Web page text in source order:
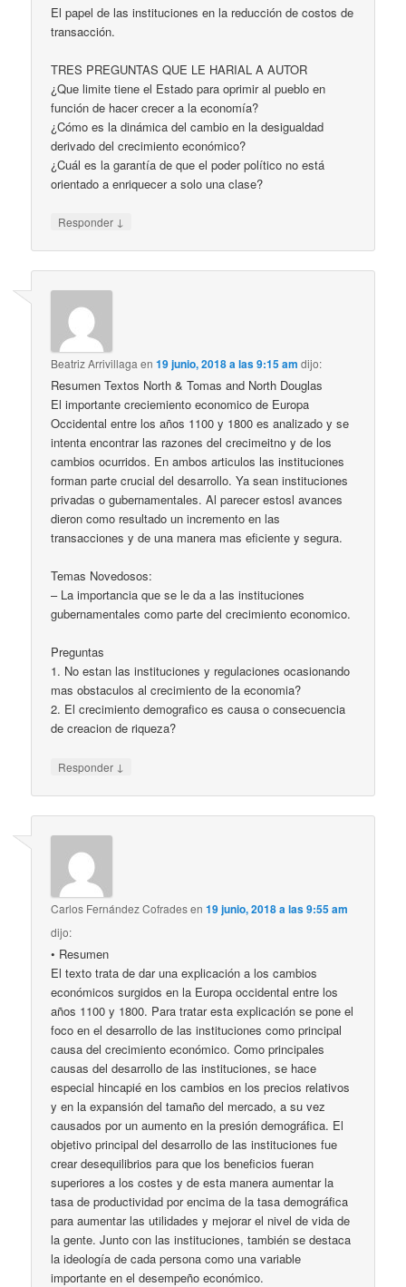
El papel de las instituciones en la reducción de costos de
transacción.
TRES PREGUNTAS QUE LE HARIAL A AUTOR
¿Que limite tiene el Estado para oprimir al pueblo en
función de hacer crecer a la economía?
¿Cómo es la dinámica del cambio en la desigualdad
derivado del crecimiento económico?
¿Cuál es la garantía de que el poder político no está
orientado a enriquecer a solo una clase?
Responder ↓
Beatriz Arrivillaga en19 junio, 2018 a las 9:15 am dijo:
Resumen Textos North & Tomas and North Douglas
El importante creciemiento economico de Europa
Occidental entre los años 1100 y 1800 es analizado y se
intenta encontrar las razones del crecimeitno y de los
cambios ocurridos. En ambos articulos las instituciones
forman parte crucial del desarrollo. Ya sean instituciones
privadas o gubernamentales. Al parecer estosl avances
dieron como resultado un incremento en las
transacciones y de una manera mas eficiente y segura.
Temas Novedosos:
– La importancia que se le da a las instituciones
gubernamentales como parte del crecimiento economico.
Preguntas
1. No estan las instituciones y regulaciones ocasionando
mas obstaculos al crecimiento de la economia?
2. El crecimiento demografico es causa o consecuencia
de creacion de riqueza?
Responder ↓
Carlos Fernández Cofradesen19 junio, 2018 a las 9:55 am
dijo:
• Resumen
El texto trata de dar una explicación a los cambios
económicos surgidos en la Europa occidental entre los
años 1100 y 1800. Para tratar esta explicación se pone el
foco en el desarrollo de las instituciones como principal
causa del crecimiento económico. Como principales
causas del desarrollo de las instituciones, se hace
especial hincapié en los cambios en los precios relativos
y en la expansión del tamaño del mercado, a su vez
causados por un aumento en la presión demográfica. El
objetivo principal del desarrollo de las instituciones fue
crear desequilibrios para que los beneficios fueran
superiores a los costes y de esta manera aumentar la
tasa de productividad por encima de la tasa demográfica
para aumentar las utilidades y mejorar el nivel de vida de
la gente. Junto con las instituciones, también se destaca
la ideología de cada persona como una variable
importante en el desempeño económico.